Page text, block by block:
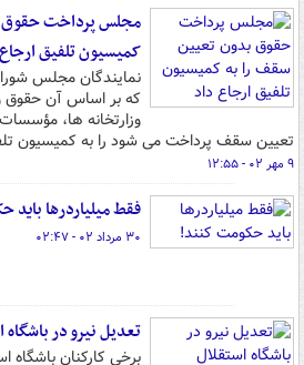
مجلس پرداخت حقوق
کمیسیون تلفیق
که بر اساس آن حقوق و
وزارتخانه ها،
تعیین سقف پرداخت می شود را به کمیسیون
۹ مهر ۰۲ - ۱۲:۵۵
فقط میلیاردرها
۳۰ مرداد ۰۲ - ۰۲:۴۷
تعدیل نیرو در باشگاه
برخی کارکنان باشگاه